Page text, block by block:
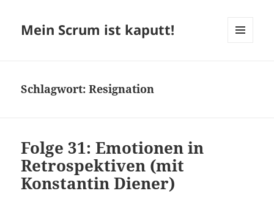
Mein Scrum ist kaputt!
Schlagwort:Resignation
Folge 31: Emotionen in
Retrospektiven (mit
Konstantin Diener)